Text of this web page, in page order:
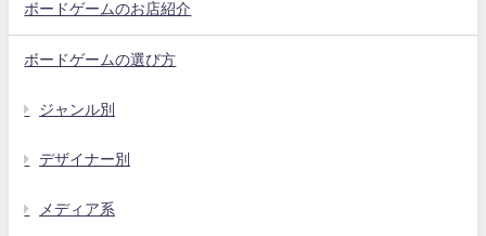
ボードゲームのお店紹介
ボードゲームの選び方
ジャンル別
デザイナー別
メディア系